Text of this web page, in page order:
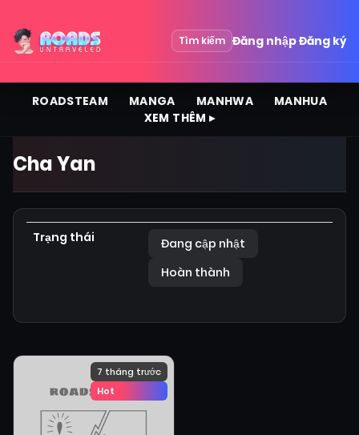
Tìm kiếm Đăng nhậpĐăng ký
ROADSTEAM MANGA MANHWA
MANHUA
XEM THÊM ▸
Cha Yan
Trạng thái
Đang cập nhật
Hoàn thành
7 tháng trước
Hot